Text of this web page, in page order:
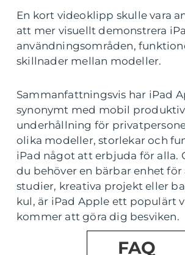
En kort videoklipp skulle vara
att mer visuellt demonstrera
användningsområden,
skillnader mellan modeller.
Sammanfattningsvis har iPad
synonymt med mobil
underhållning för
olika modeller, storlekar och
iPad något att erbjuda för alla.
du behöver en bärbar enhet för
studier, kreativa projekt eller
kul, är iPad Apple ett populärt
kommer att göra dig besviken.
FAQ